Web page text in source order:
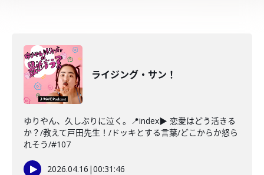
ライジング・サン！
ゆりやん、久しぶりに泣く。📍index▶ 恋愛はどう活きる
か？/教えて戸田先生！/ドッキとする言葉/どこからか怒ら
れそう/#107
2026.04.16 |00:31:46